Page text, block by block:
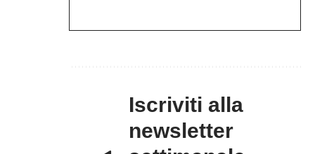
Iscriviti alla
newsletter